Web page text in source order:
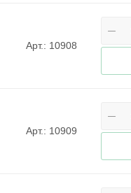
Арт.: 10908
Арт.: 10909